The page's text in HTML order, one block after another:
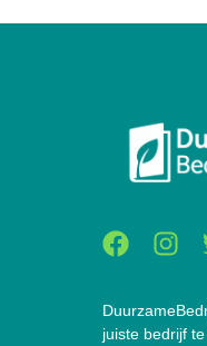
juiste bedrijf